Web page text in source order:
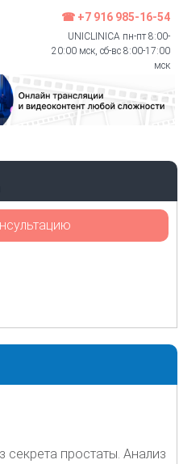
☎ +7 916 985-16-54
UNICLINICA пн-пт 8:00-
20:00 мск, сб-вс 8:00-17:00
мск
секрета простаты. Анализ